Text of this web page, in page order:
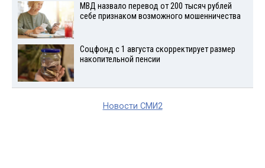
МВД назвало перевод от 200 тысяч рублей
себе признаком возможного мошенничества
Соцфонд с 1 августа скорректирует размер
накопительной пенсии
Новости СМИ2